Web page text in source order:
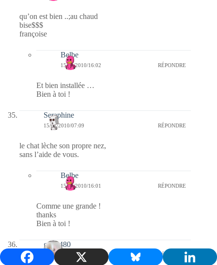
qu’on est bien ..;au chaud
bise$$$
françoise
Belbe
15/01/2010/16:02 RÉPONDRE
Et bien installée …
Bien à toi !
Seraphine
15/01/2010/07:09 RÉPONDRE
le chat lèche son propre nez,
sans l’aide de vous.
Belbe
15/01/2010/16:01 RÉPONDRE
Comme une grande !
thanks
Bien à toi !
gigip480
15/01/2010/06:32 RÉPONDRE